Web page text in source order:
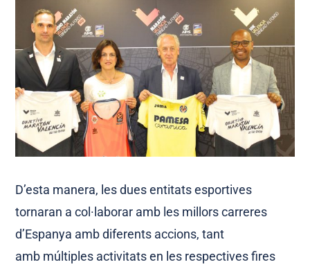
D’esta manera, les dues entitats esportives
tornaran a col·laborar amb les millors carreres
d’Espanya amb diferents accions, tant
amb múltiples activitats en les respectives fires